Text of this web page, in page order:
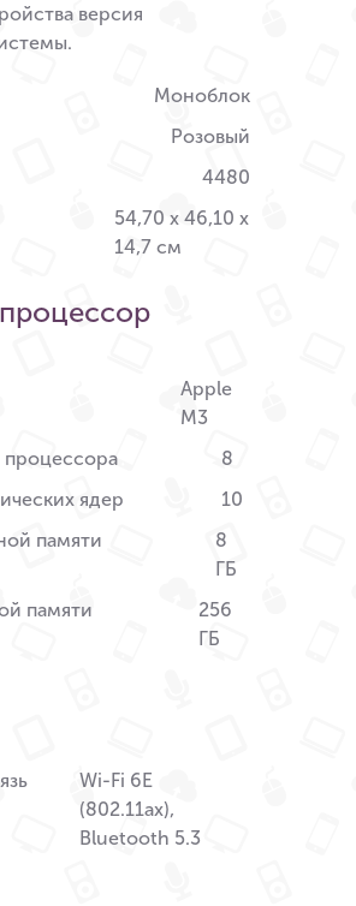
версия
Моноблок
Розовый
4480
54,70 x 46,10 x
14,7 см
Apple
M3
процессора
8
ядер
10
памяти
8
ГБ
памяти
256
ГБ
Wi-Fi 6E
(802.11ax),
Bluetooth 5.3